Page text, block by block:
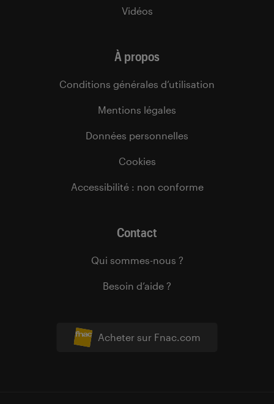
Acheter sur Fnac.com
Vidéos
À propos
Conditions générales d’utilisation
Mentions légales
Données personnelles
Cookies
Accessibilité : non conforme
Contact
Qui sommes-nous ?
Besoin d’aide ?